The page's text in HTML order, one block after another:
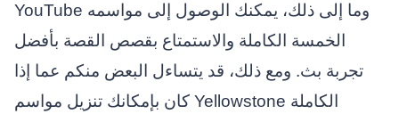
YouTube وما إلى ذلك، يمكنك الوصول إلى مواسمه
الخمسة الكاملة والاستمتاع بقصص القصة بأفضل
تجربة بث. ومع ذلك، قد يتساءل البعض منكم عما إذا
كان بإمكانك تنزيل مواسم Yellowstone الكاملة